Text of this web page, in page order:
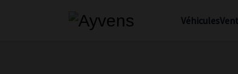
Véhicules